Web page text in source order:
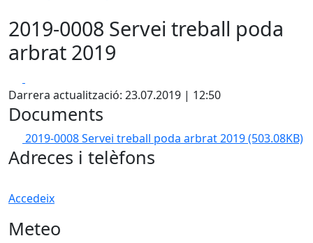
2019-0008 Servei treball poda
arbrat 2019
Darrera actualització: 23.07.2019 | 12:50
Documents
2019-0008 Servei treball poda arbrat 2019(503.08KB)
Adreces i telèfons
Accedeix
Meteo